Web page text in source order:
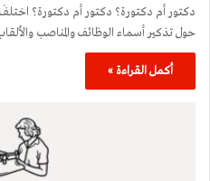
دكتور أم دكتورة؟ دكتور أم دكتورة؟ اختلفَ
حول تذكير أسماء الوظائف والمناصب
أكمل القراءة »